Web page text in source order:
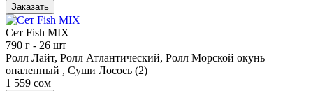
Заказать
Сет Fish MIX
790 г - 26 шт
Ролл Лайт, Ролл Атлантический, Ролл Морской окунь
опаленный , Суши Лосось (2)
1 559 сом